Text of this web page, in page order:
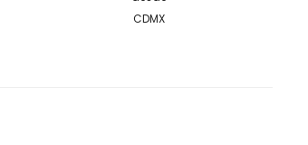
CDMX